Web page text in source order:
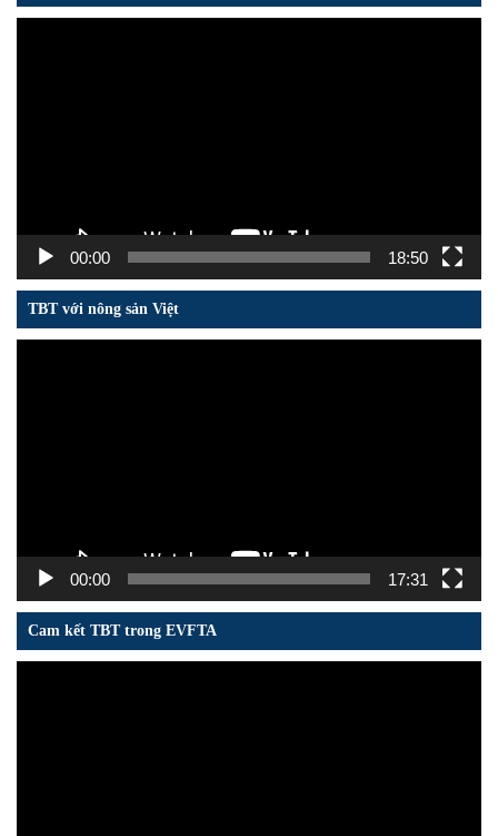
00:00 18:50
TBT với nông sản Việt
00:00 17:31
Cam kết TBT trong EVFTA